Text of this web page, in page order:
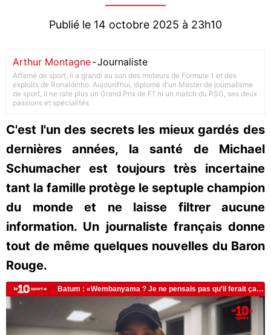
Publié le 14 octobre 2025 à 23h10
Arthur Montagne-Journaliste
Affamé de sport, il a grandi au son des moteurs de Formule 1 et des
exploits de Ronaldinho. Aujourd’hui, diplomé d'un Master de journalisme
de sport, il ne rate plus un Grand Prix de F1 ni un match du PSG, ses deux
passions et spécialités
C'est l'un des secrets les mieux gardés des
dernières années, la santé de Michael
Schumacher est toujours très incertaine
tant la famille protège le septuple champion
du monde et ne laisse filtrer aucune
information. Un journaliste français donne
tout de même quelques nouvelles du Baron
Rouge.